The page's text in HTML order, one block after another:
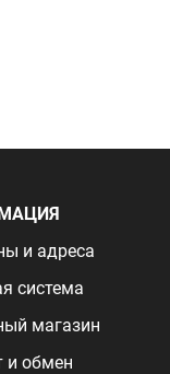
и адреса
система
магазин
и обмен